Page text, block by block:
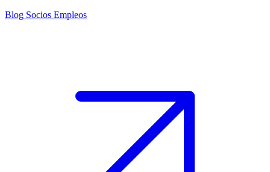
Blog Socios Empleos